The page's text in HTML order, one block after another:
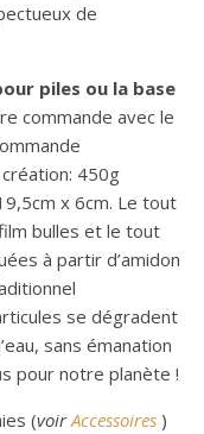
de
piles ou la base
commande avec le
450g
x 6cm. Le tout
bulles et le tout
à partir d’amidon
se dégradent
sans émanation
pour notre planète !
(voirAccessoires)